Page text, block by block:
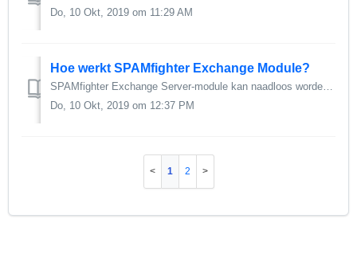
Do, 10 Okt, 2019 om 11:29 AM
Hoe werkt SPAMfighter Exchange Module?
SPAMfighter Exchange Server-module kan naadloos worden geïntegreerd met Microsoft Exchange Server, wat de oplossing zeer snel maakt. Zodra een e-mail bi...
Do, 10 Okt, 2019 om 12:37 PM
1 2